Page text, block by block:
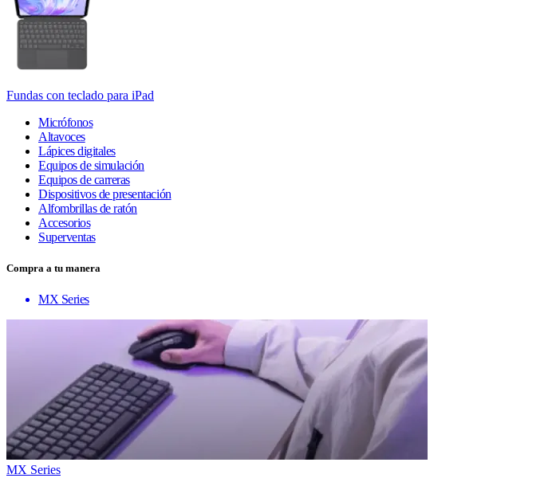
Fundas con teclado para iPad
Micrófonos
Altavoces
Lápices digitales
Equipos de simulación
Equipos de carreras
Dispositivos de presentación
Alfombrillas de ratón
Accesorios
Superventas
Compra a tu manera
MX Series
MX Series